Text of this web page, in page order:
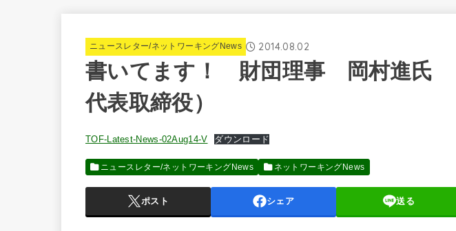
ニュースレター/ネットワーキングNews 2014.08.02
書いてます！ 財団理事 岡村進氏
代表取締役）
TOF-Latest-News-02Aug14-V ダウンロード
ニュースレター/ネットワーキングNews ネットワーキングNews
ポスト シェア 送る